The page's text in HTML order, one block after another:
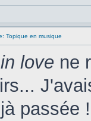
Topique en musique
love ne
passée